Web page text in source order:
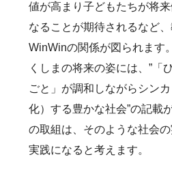
値が高まり子どもたちが将
なることが期待されるなど
WinWinの関係が図られます
くしまの将来の姿には、”「
ごと」が調和しながらシン
化）する豊かな社会”の記載
の取組は、そのような社会
実践になると考えます。